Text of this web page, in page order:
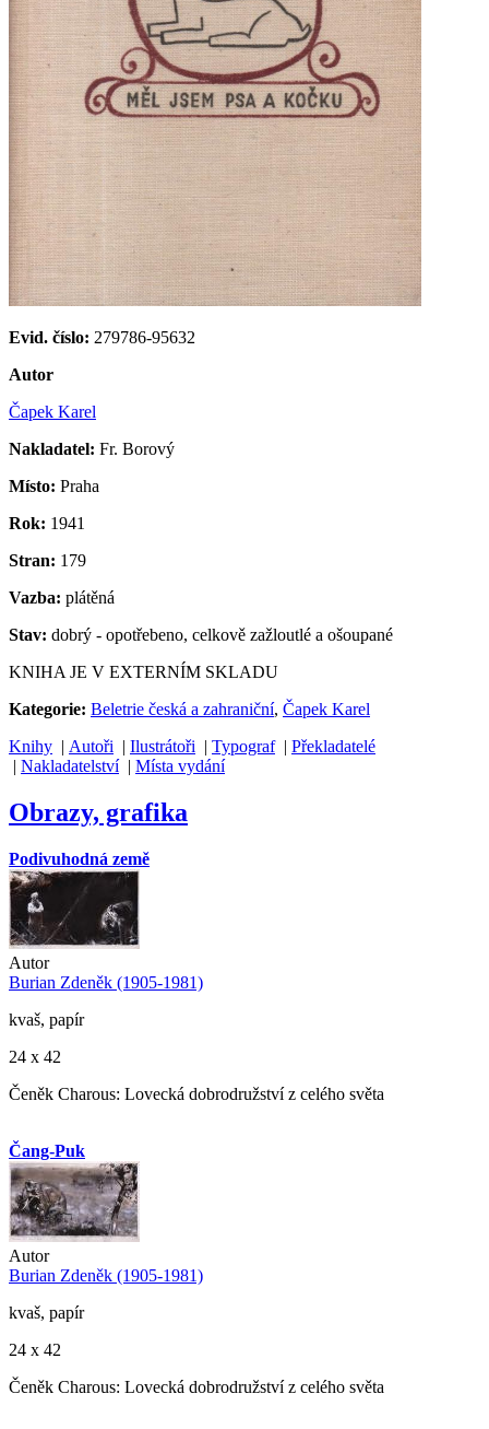
Evid. číslo: 279786-95632
Autor
Čapek Karel
Nakladatel: Fr. Borový
Místo: Praha
Rok: 1941
Stran: 179
Vazba: plátěná
Stav: dobrý - opotřebeno, celkově zažloutlé a ošoupané
KNIHA JE V EXTERNÍM SKLADU
Kategorie: Beletrie česká a zahraniční, Čapek Karel
Knihy | Autoři | Ilustrátoři | Typograf| Překladatelé
| Nakladatelství| Místa vydání
Obrazy, grafika
Podivuhodná země
Autor
Burian Zdeněk (1905-1981)
kvaš, papír
24 x 42
Čeněk Charous: Lovecká dobrodružství z celého světa
Čang-Puk
Autor
Burian Zdeněk (1905-1981)
kvaš, papír
24 x 42
Čeněk Charous: Lovecká dobrodružství z celého světa